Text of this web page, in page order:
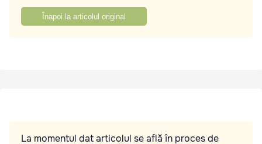
Înapoi la articolul original
La momentul dat articolul se află în proces de